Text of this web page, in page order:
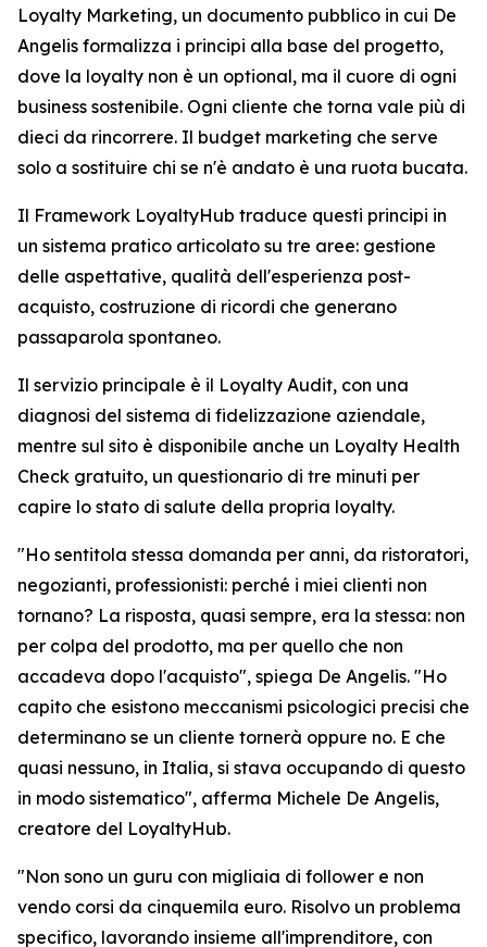
Loyalty Marketing, un documento pubblico in cui De
Angelis formalizza i principi alla base del progetto,
dove la loyalty non è un optional, ma il cuore di ogni
business sostenibile. Ogni cliente che torna vale più di
dieci da rincorrere. Il budget marketing che serve
solo a sostituire chi se n'è andato è una ruota bucata.
Il Framework LoyaltyHub traduce questi principi in
un sistema pratico articolato su tre aree: gestione
delle aspettative, qualità dell'esperienza post-
acquisto, costruzione di ricordi che generano
passaparola spontaneo.
Il servizio principale è il Loyalty Audit, con una
diagnosi del sistema di fidelizzazione aziendale,
mentre sul sito è disponibile anche un Loyalty Health
Check gratuito, un questionario di tre minuti per
capire lo stato di salute della propria loyalty.
"Ho sentitola stessa domanda per anni, da ristoratori,
negozianti, professionisti: perché i miei clienti non
tornano? La risposta, quasi sempre, era la stessa: non
per colpa del prodotto, ma per quello che non
accadeva dopo l'acquisto", spiega De Angelis. "Ho
capito che esistono meccanismi psicologici precisi che
determinano se un cliente tornerà oppure no. E che
quasi nessuno, in Italia, si stava occupando di questo
in modo sistematico", afferma Michele De Angelis,
creatore del LoyaltyHub.
"Non sono un guru con migliaia di follower e non
vendo corsi da cinquemila euro. Risolvo un problema
specifico, lavorando insieme all'imprenditore, con